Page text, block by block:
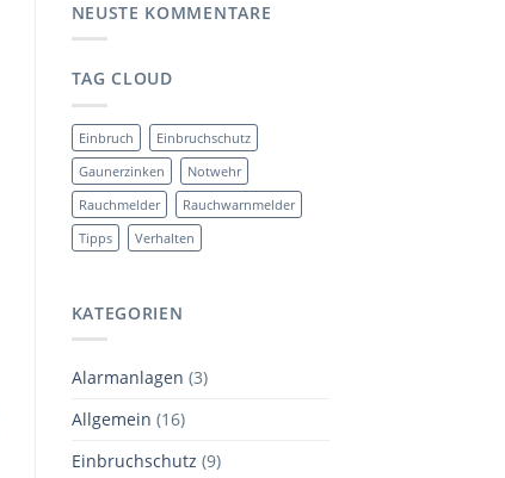
NEUSTE KOMMENTARE
TAG CLOUD
Einbruch
Einbruchschutz
Gaunerzinken
Notwehr
Rauchmelder
Rauchwarnmelder
Tipps
Verhalten
KATEGORIEN
Alarmanlagen (3)
Allgemein (16)
Einbruchschutz (9)